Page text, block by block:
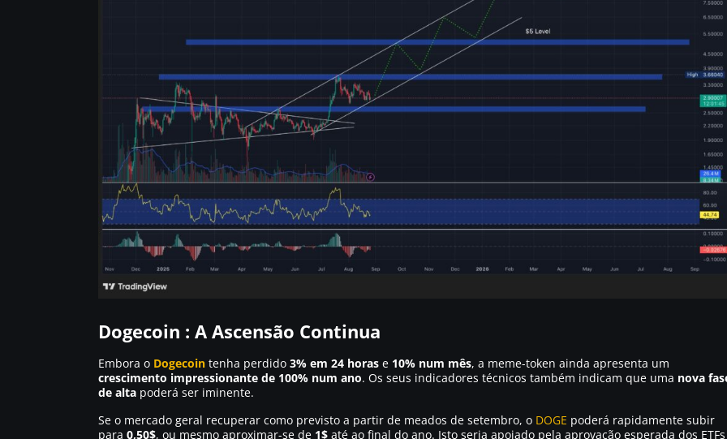
Dogecoin : A Ascensão Continua
Embora o Dogecoin tenha perdido 3% em 24 horas e 10% num mês, a meme-token ainda apresenta um
crescimento impressionante de 100% num ano. Os seus indicadores técnicos também indicam que uma nova
de alta poderá ser iminente.
Se o mercado geral recuperar como previsto a partir de meados de setembro, o DOGE poderá rapidamente subir
para 0,50$, ou mesmo aproximar-se de 1$ até ao final do ano. Isto seria apoiado pela aprovação esperada dos ETFs